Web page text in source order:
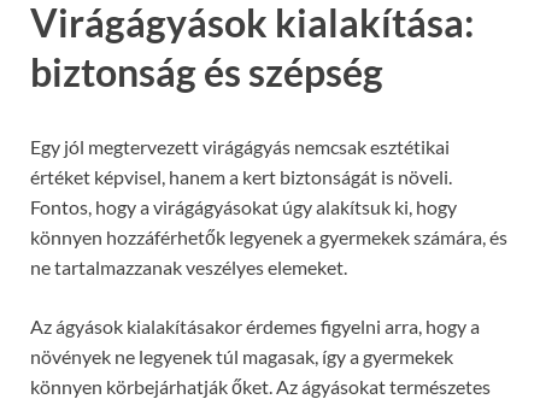
Virágágyások kialakítása:
biztonság és szépség
Egy jól megtervezett virágágyás nemcsak esztétikai
értéket képvisel, hanem a kert biztonságát is növeli.
Fontos, hogy a virágágyásokat úgy alakítsuk ki, hogy
könnyen hozzáférhetők legyenek a gyermekek számára, és
ne tartalmazzanak veszélyes elemeket.
Az ágyások kialakításakor érdemes figyelni arra, hogy a
növények ne legyenek túl magasak, így a gyermekek
könnyen körbejárhatják őket. Az ágyásokat természetes